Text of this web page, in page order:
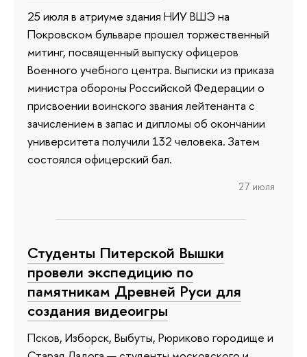
25 июля в атриуме здания НИУ ВШЭ на
Покровском бульваре прошел торжественный
митинг, посвященный выпуску офицеров
Военного учебного центра. Выписки из приказа
министра обороны Российской Федерации о
присвоении воинского звания лейтенанта с
зачислением в запас и дипломы об окончании
университета получили 132 человека. Затем
состоялся офицерский бал.
27 июля
Студенты Питерской Вышки
провели экспедицию по
памятникам Древней Руси для
создания видеоигры
Псков, Изборск, Выбуты, Рюриково городище и